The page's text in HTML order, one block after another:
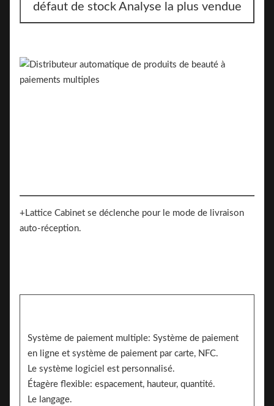
défaut de stock Analyse la plus vendue
+Lattice Cabinet se déclenche pour le mode de livraison
auto-réception.
Système de paiement multiple: Système de paiement
en ligne et système de paiement par carte, NFC.
Le système logiciel est personnalisé.
Étagère flexible: espacement, hauteur, quantité.
Le langage.